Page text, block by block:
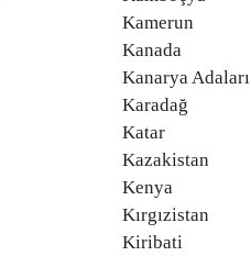
Kamerun
Kanada
Kanarya Adaları
Karadağ
Katar
Kazakistan
Kenya
Kırgızistan
Kiribati